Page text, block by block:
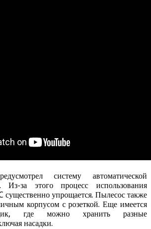
систему автоматической
Из-за этого процесс использования
существенно упрощается. Пылесос также
корпусом с розеткой. Еще имеется
где можно хранить разные
насадки.